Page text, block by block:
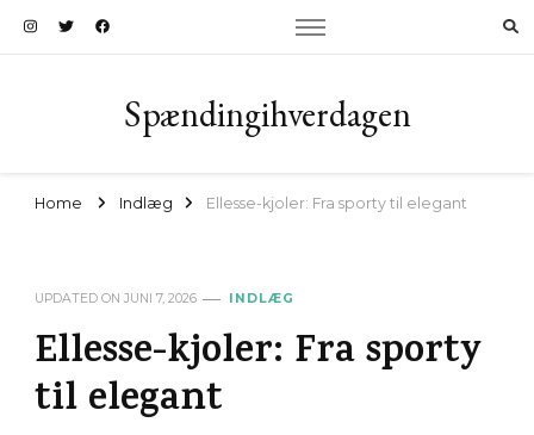
Spændingihverdagen
Home Indlæg Ellesse-kjoler: Fra sporty til elegant
UPDATED ON JUNI 7, 2026 INDLÆG
Ellesse-kjoler: Fra sporty
til elegant